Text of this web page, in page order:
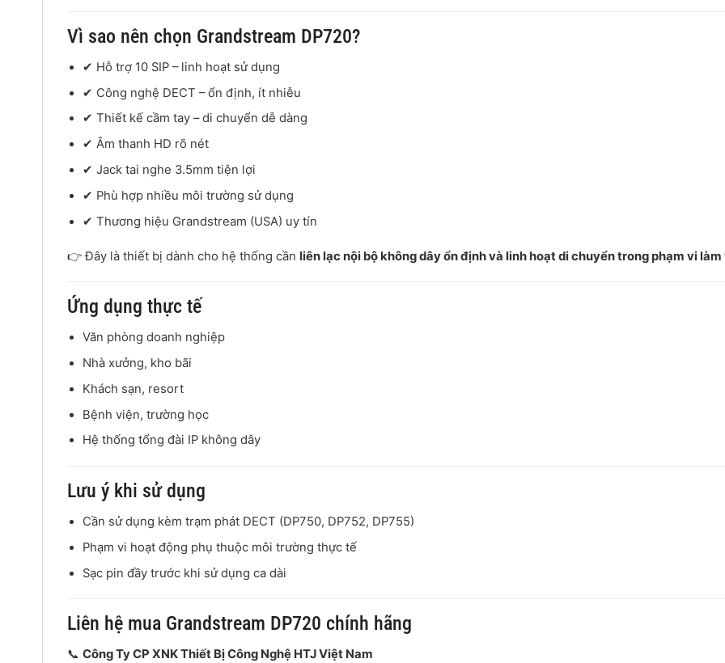
Vì sao nên chọn Grandstream DP720?
✔ Hỗ trợ 10 SIP – linh hoạt sử dụng
✔ Công nghệ DECT – ổn định, ít nhiễu
✔ Thiết kế cầm tay – di chuyển dễ dàng
✔ Âm thanh HD rõ nét
✔ Jack tai nghe 3.5mm tiện lợi
✔ Phù hợp nhiều môi trường sử dụng
✔ Thương hiệu Grandstream (USA) uy tín
👉 Đây là thiết bị dành cho hệ thống cần liên lạc nội bộ không dây ổn định và linh hoạt di chuyển trong phạm vi làm
Ứng dụng thực tế
Văn phòng doanh nghiệp
Nhà xưởng, kho bãi
Khách sạn, resort
Bệnh viện, trường học
Hệ thống tổng đài IP không dây
Lưu ý khi sử dụng
Cần sử dụng kèm trạm phát DECT (DP750, DP752, DP755)
Phạm vi hoạt động phụ thuộc môi trường thực tế
Sạc pin đầy trước khi sử dụng ca dài
Liên hệ mua Grandstream DP720 chính hãng
📞 Công Ty CP XNK Thiết Bị Công Nghệ HTJ Việt Nam